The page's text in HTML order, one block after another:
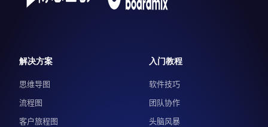
解决方案
思维导图
流程图
客户旅程图
入门教程
软件技巧
团队协作
头脑风暴